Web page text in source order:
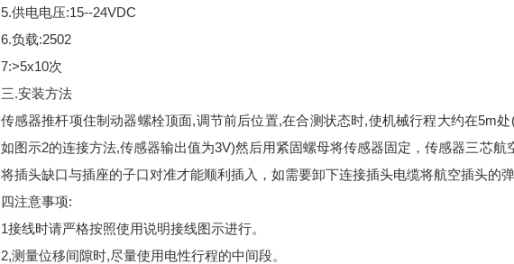
5.供电电压:15--24VDC
6.负载:2502
7:>5x10次
三.安装方法
传感器推杆项住制动器螺栓顶面,调节前后位置,在合测状态时,使机械行程大约在5m
如图示2的连接方法,传感器输出值为3V)然后用紧固螺母将传感器固定，传感器三芯
将插头缺口与插座的子口对准才能顺利插入，如需要卸下连接插头电缆将航空插头的
四注意事项:
1接线时请严格按照使用说明接线图示进行。
2,测量位移间隙时,尽量使用电性行程的中间段。